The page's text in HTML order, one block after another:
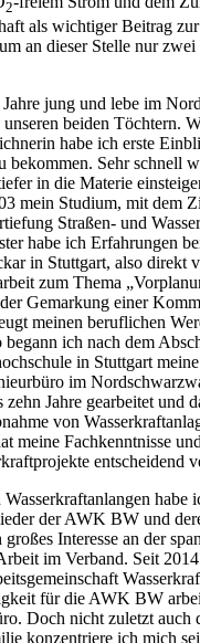
2
als wichtiger Beitrag
an dieser Stelle nur
jung und lebe im
beiden Töchtern.
habe ich erste
bekommen. Sehr schnell
in die Materie
mein Studium, mit dem
Straßen- und
habe ich Erfahrungen
in Stuttgart, also direkt
zum Thema
Gemarkung einer
meinen beruflichen
ich nach dem
in Stuttgart
im
Jahre gearbeitet und
von
meine Fachkenntnisse
entscheidend
habe
der AWK BW und
Interesse an der
im Verband. Seit
für die AWK BW
Doch nicht zuletzt auch
konzentriere ich mich